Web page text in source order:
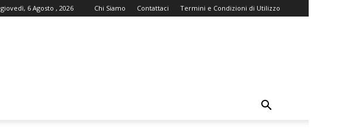
giovedì, 6 Agosto , 2026 Chi Siamo Contattaci Termini e Condizioni di Utilizzo